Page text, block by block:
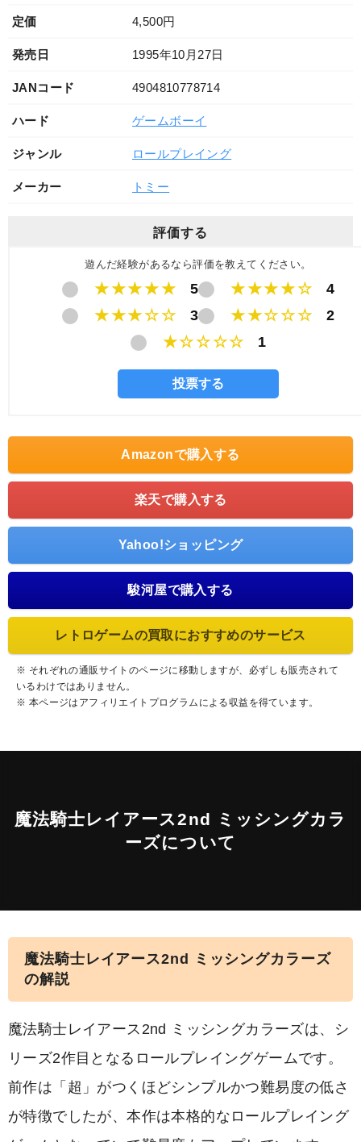
定価 4,500円
発売日 1995年10月27日
JANコード 4904810778714
ハード ゲームボーイ
ジャンル ロールプレイング
メーカー トミー
評価する
遊んだ経験があるなら評価を教えてください。
★★★★★ 5 ★★★★☆
4
★★★☆☆
3 ★★☆☆☆
2
★☆☆☆☆
1
Amazonで購入する
楽天で購入する
Yahoo!ショッピング
駿河屋で購入する
レトロゲームの買取におすすめのサービス
※ それぞれの通販サイトのページに移動しますが、必ずしも販売されて
いるわけではありません。
※ 本ページはアフィリエイトプログラムによる収益を得ています。
魔法騎士レイアース2nd ミッシングカラ
ーズについて
魔法騎士レイアース2nd ミッシングカラーズ
の解説
魔法騎士レイアース2nd ミッシングカラーズは、シ
リーズ2作目となるロールプレイングゲームです。
前作は「超」がつくほどシンプルかつ難易度の低さ
が特徴でしたが、本作は本格的なロールプレイング